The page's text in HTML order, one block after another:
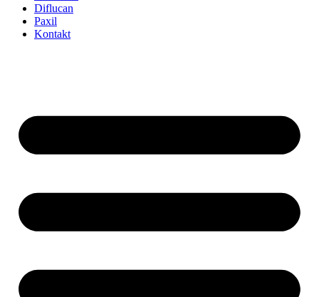
Diflucan
Paxil
Kontakt